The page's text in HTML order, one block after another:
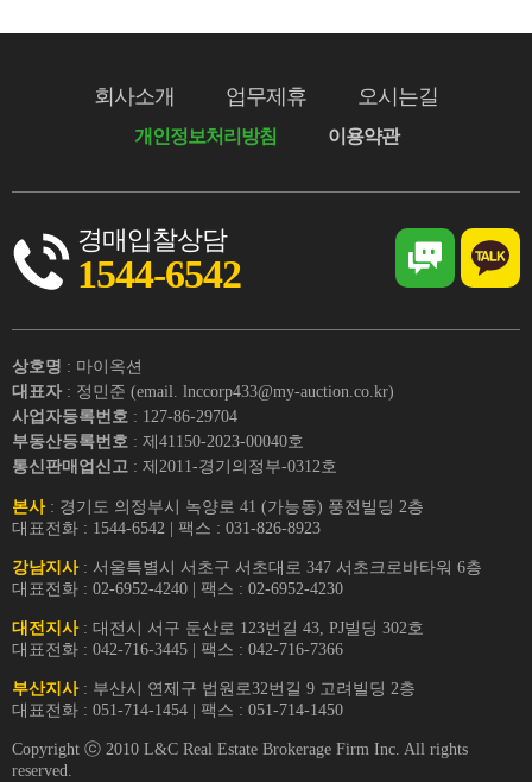
회사소개 업무제휴 오시는길
개인정보처리방침 이용약관
경매입찰상담
1544-6542
상호명 : 마이옥션
대표자 : 정민준 (email. lnccorp433@my-auction.co.kr)
사업자등록번호 : 127-86-29704
부동산등록번호 : 제41150-2023-00040호
통신판매업신고 : 제2011-경기의정부-0312호
본사: 경기도 의정부시 녹양로 41 (가능동) 풍전빌딩 2층
대표전화 : 1544-6542 | 팩스 : 031-826-8923
강남지사: 서울특별시 서초구 서초대로 347 서초크로바타워 6층
대표전화 : 02-6952-4240 | 팩스 : 02-6952-4230
대전지사: 대전시 서구 둔산로 123번길 43, PJ빌딩 302호
대표전화 : 042-716-3445 | 팩스 : 042-716-7366
부산지사: 부산시 연제구 법원로32번길 9 고려빌딩 2층
대표전화 : 051-714-1454 | 팩스 : 051-714-1450
Copyright ⓒ 2010 L&C Real Estate Brokerage Firm Inc. All rights
reserved.